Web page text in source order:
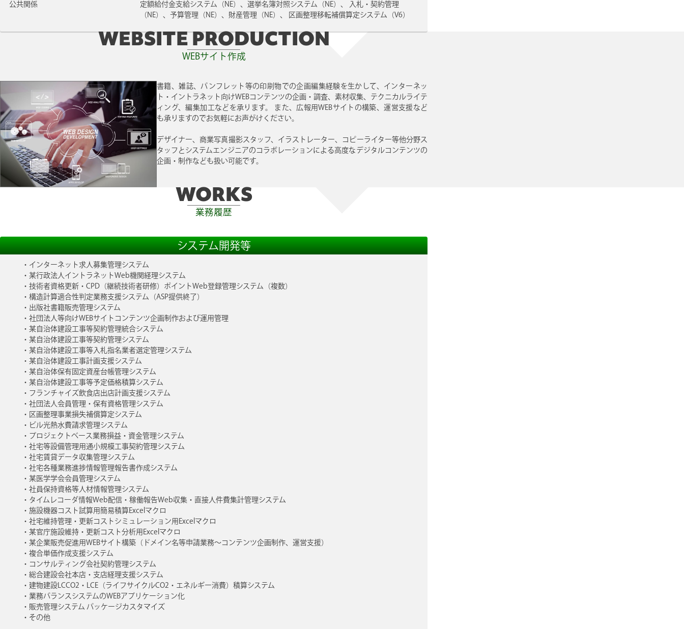
公共関係
定額給付金支給システム（NE）、選挙名簿対照システム（NE）、 入札・契約管理
（NE）、予算管理（NE）、財産管理（NE）、 区画整理移転補償算定システム（V6）
WEBサイト作成
WEBSITE PRODUCTION
書籍、雑誌、パンフレット等の印刷物での企画編集経験を生かして、インターネッ
ト・イントラネット向けWEBコンテンツの企画・調査、素材収集、テクニカルライテ
ィング、編集加工などを承ります。 また、広報用WEBサイトの構築、運営支援など
も承りますのでお気軽にお声がけください。
デザイナー、商業写真撮影スタッフ、イラストレーター、コピーライター等他分野ス
タッフとシステムエンジニアのコラボレーションによる高度なデジタルコンテンツの
企画・制作なども扱い可能です。
業務履歴
WORKS
システム開発等
インターネット求人募集管理システム
某行政法人イントラネットWeb機関経理システム
技術者資格更新・CPD（継続技術者研修）ポイントWeb登録管理システム（複数）
構造計算適合性判定業務支援システム（ASP提供終了）
出版社書籍販売管理システム
社団法人等向けWEBサイトコンテンツ企画制作および運用管理
某自治体建設工事等契約管理統合システム
某自治体建設工事等契約管理システム
某自治体建設工事等入札指名業者選定管理システム
某自治体建設工事計画支援システム
某自治体保有固定資産台帳管理システム
某自治体建設工事等予定価格積算システム
フランチャイズ飲食店出店計画支援システム
社団法人会員管理・保有資格管理システム
区画整理事業損失補償算定システム
ビル光熱水費請求管理システム
プロジェクトベース業務損益・資金管理システム
社宅等設備管理用通小規模工事契約管理システム
社宅賃貸データ収集管理システム
社宅各種業務進捗情報管理報告書作成システム
某医学学会会員管理システム
社員保持資格等人材情報管理システム
タイムレコーダ情報Web配信・稼働報告Web収集・直接人件費集計管理システム
施設機器コスト試算用簡易積算Excelマクロ
社宅維持管理・更新コストシミュレーション用Excelマクロ
某官庁施設維持・更新コスト分析用Excelマクロ
某企業販売促進用WEBサイト構築（ドメイン名等申請業務〜コンテンツ企画制作、運営支援）
複合単価作成支援システム
コンサルティング会社契約管理システム
総合建設会社本店・支店経理支援システム
建物建設LCCO2・LCE（ライフサイクルCO2・エネルギー消費）積算システム
業務バランスシステムのWEBアプリケーション化
販売管理システム パッケージカスタマイズ
その他